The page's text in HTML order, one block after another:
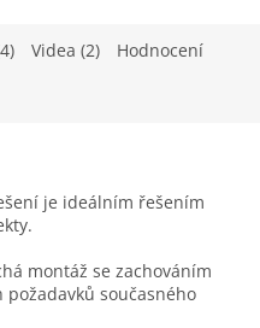
Videa (2) Hodnocení
je ideálním řešením
montáž se zachováním
současného